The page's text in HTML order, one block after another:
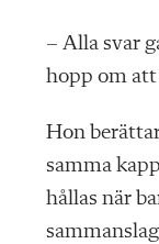
– Alla svar
hopp om att
Hon
samma
hållas när